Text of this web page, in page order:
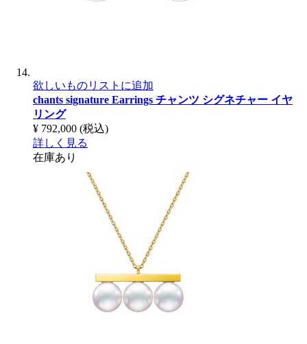
欲しいものリストに追加
chants signature Earrings チャンツ シグネチャー イヤ
リング
¥ 792,000 (税込)
詳しく見る
在庫あり